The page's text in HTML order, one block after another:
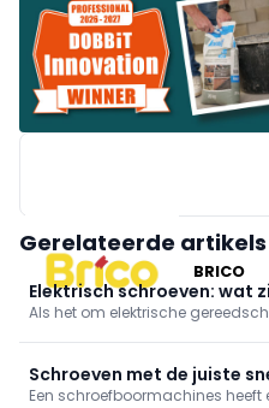
BRICO
Gerelateerde artikels
Elektrisch schroeven: wat
Als het om elektrische
van pas komen.
Schroeven met de juiste
Een schroefboormachines